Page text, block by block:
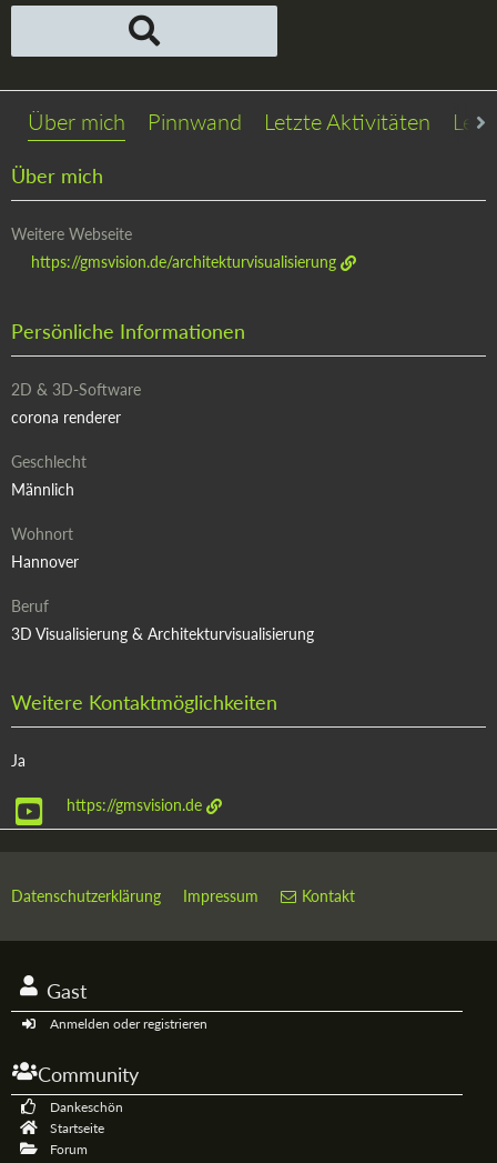
Über mich Pinnwand Letzte Aktivitäten
Über mich
Weitere Webseite
https://gmsvision.de/architekturvisualisierung
Persönliche Informationen
2D & 3D-Software
corona renderer
Geschlecht
Männlich
Wohnort
Hannover
Beruf
3D Visualisierung & Architekturvisualisierung
Weitere Kontaktmöglichkeiten
Ja
https://gmsvision.de
Datenschutzerklärung Impressum Kontakt
Gast
Anmelden oder registrieren
Community
Dankeschön
Startseite
Forum